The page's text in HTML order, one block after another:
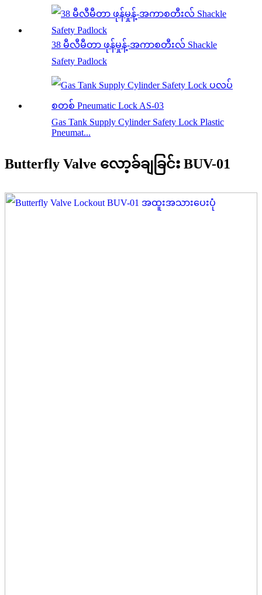
38 မီလီမီတာ ဖုန်မှုန့်-အကာစတီးလ် Shackle
Safety Padlock
Gas Tank Supply Cylinder Safety Lock Plastic
Pneumat...
Butterfly Valve လော့ခ်ချခြင်း BUV-01